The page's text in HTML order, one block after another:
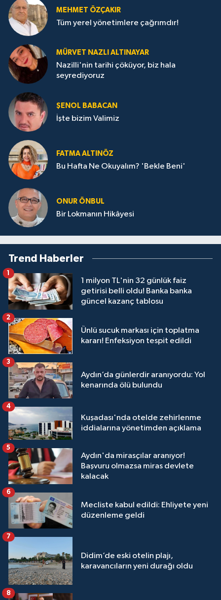
MEHMET ÖZÇAKIR
Tüm yerel yönetimlere çağrımdır!
MÜRVET NAZLI ALTINAYAR
Nazilli'nin tarihi çöküyor, biz hala
seyrediyoruz
ŞENOL BABACAN
İşte bizim Valimiz
FATMA ALTINÖZ
Bu Hafta Ne Okuyalım? 'Bekle Beni'
ONUR ÖNBUL
Bir Lokmanın Hikâyesi
Trend Haberler
1 milyon TL'nin 32 günlük faiz
getirisi belli oldu! Banka banka
güncel kazanç tablosu
1
Ünlü sucuk markası için toplatma
kararı! Enfeksiyon tespit edildi
2
Aydın’da günlerdir aranıyordu: Yol
kenarında ölü bulundu
3
Kuşadası'nda otelde zehirlenme
iddialarına yönetimden açıklama
4
Aydın'da mirasçılar aranıyor!
Başvuru olmazsa miras devlete
kalacak
5
Mecliste kabul edildi: Ehliyete yeni
düzenleme geldi
6
Didim’de eski otelin plajı,
karavancıların yeni durağı oldu
7
8